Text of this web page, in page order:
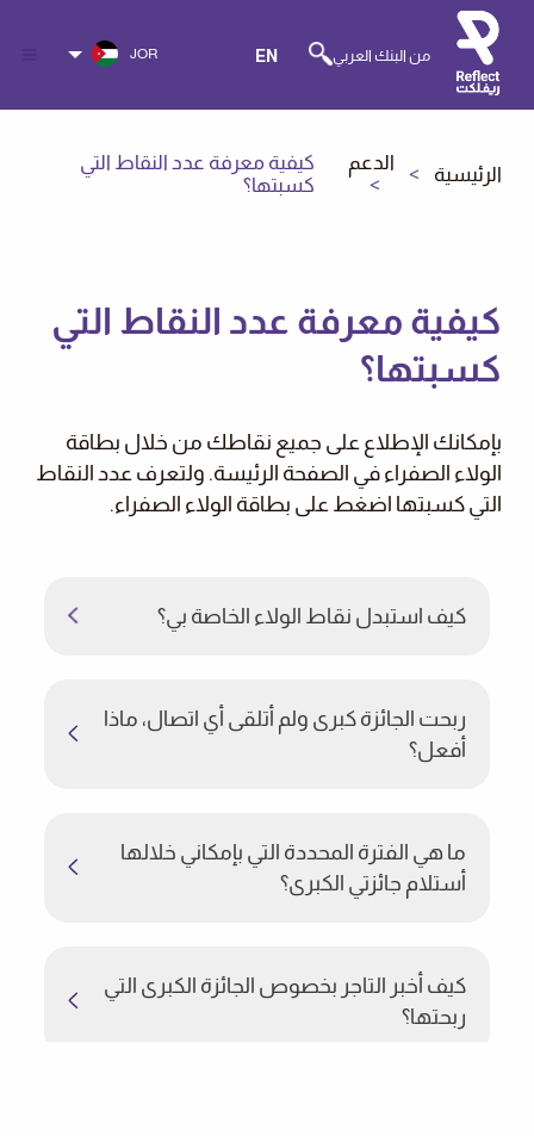
من البنك العربي EN
JOR
الرئيسية الدعم
كيفية معرفة عدد النقاط التي
كسبتها؟
كيفية معرفة عدد النقاط التي
كسبتها؟
بإمكانك الإطلاع على جميع نقاطك من خلال بطاقة
الولاء الصفراء في الصفحة الرئيسة. ولتعرف عدد النقاط
التي كسبتها اضغط على بطاقة الولاء الصفراء.
كيف استبدل نقاط الولاء الخاصة بي؟
ربحت الجائزة كبرى ولم أتلقى أي اتصال، ماذا
أفعل؟
ما هي الفترة المحددة التي بإمكاني خلالها
أستلام جائزتي الكبرى؟
كيف أخبر التاجر بخصوص الجائزة الكبرى التي
ربحتها؟